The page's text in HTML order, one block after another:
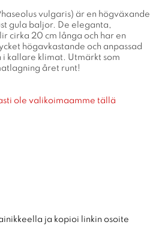
vulgaris) är en högväxande
gula baljor. De eleganta,
cirka 20 cm långa och har en
högavkastande och anpassad
i kallare klimat. Utmärkt som
året runt!
ole valikoimaamme tällä
ja kopioi linkin osoite